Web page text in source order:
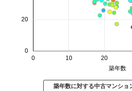
0 10 20
0
20
築年数
築年数に対する中古マンショ